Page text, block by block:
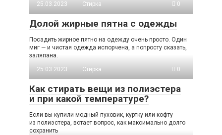
25.03.2023
Стирка 0
Долой жирные пятна с одежды
Посадить жирное пятно на одежду очень просто. Один
миг — и чистая одежда испорчена, а попросту сказать,
заляпана.
25.03.2023
Стирка 0
Как стирать вещи из полиэстера
и при какой температуре?
Если вы купили модный пуховик, куртку или кофту
из полиэстера, встает вопрос, как максимально долго
сохранить